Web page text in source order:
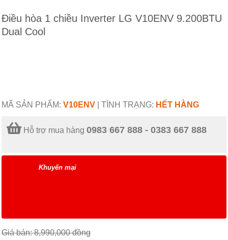
Điều hòa 1 chiều Inverter LG V10ENV 9.200BTU
Dual Cool
MÃ SẢN PHẨM: V10ENV TÌNH TRẠNG: HẾT HÀNG
Hỗ trợ mua hàng 0983 667 888 - 0383 667 888
Khuyến mại
Giá bán: 8,990,000đồng